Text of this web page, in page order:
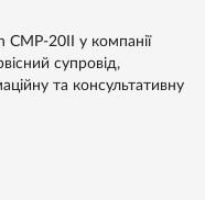
20II у компанії
супровід,
та консультативну